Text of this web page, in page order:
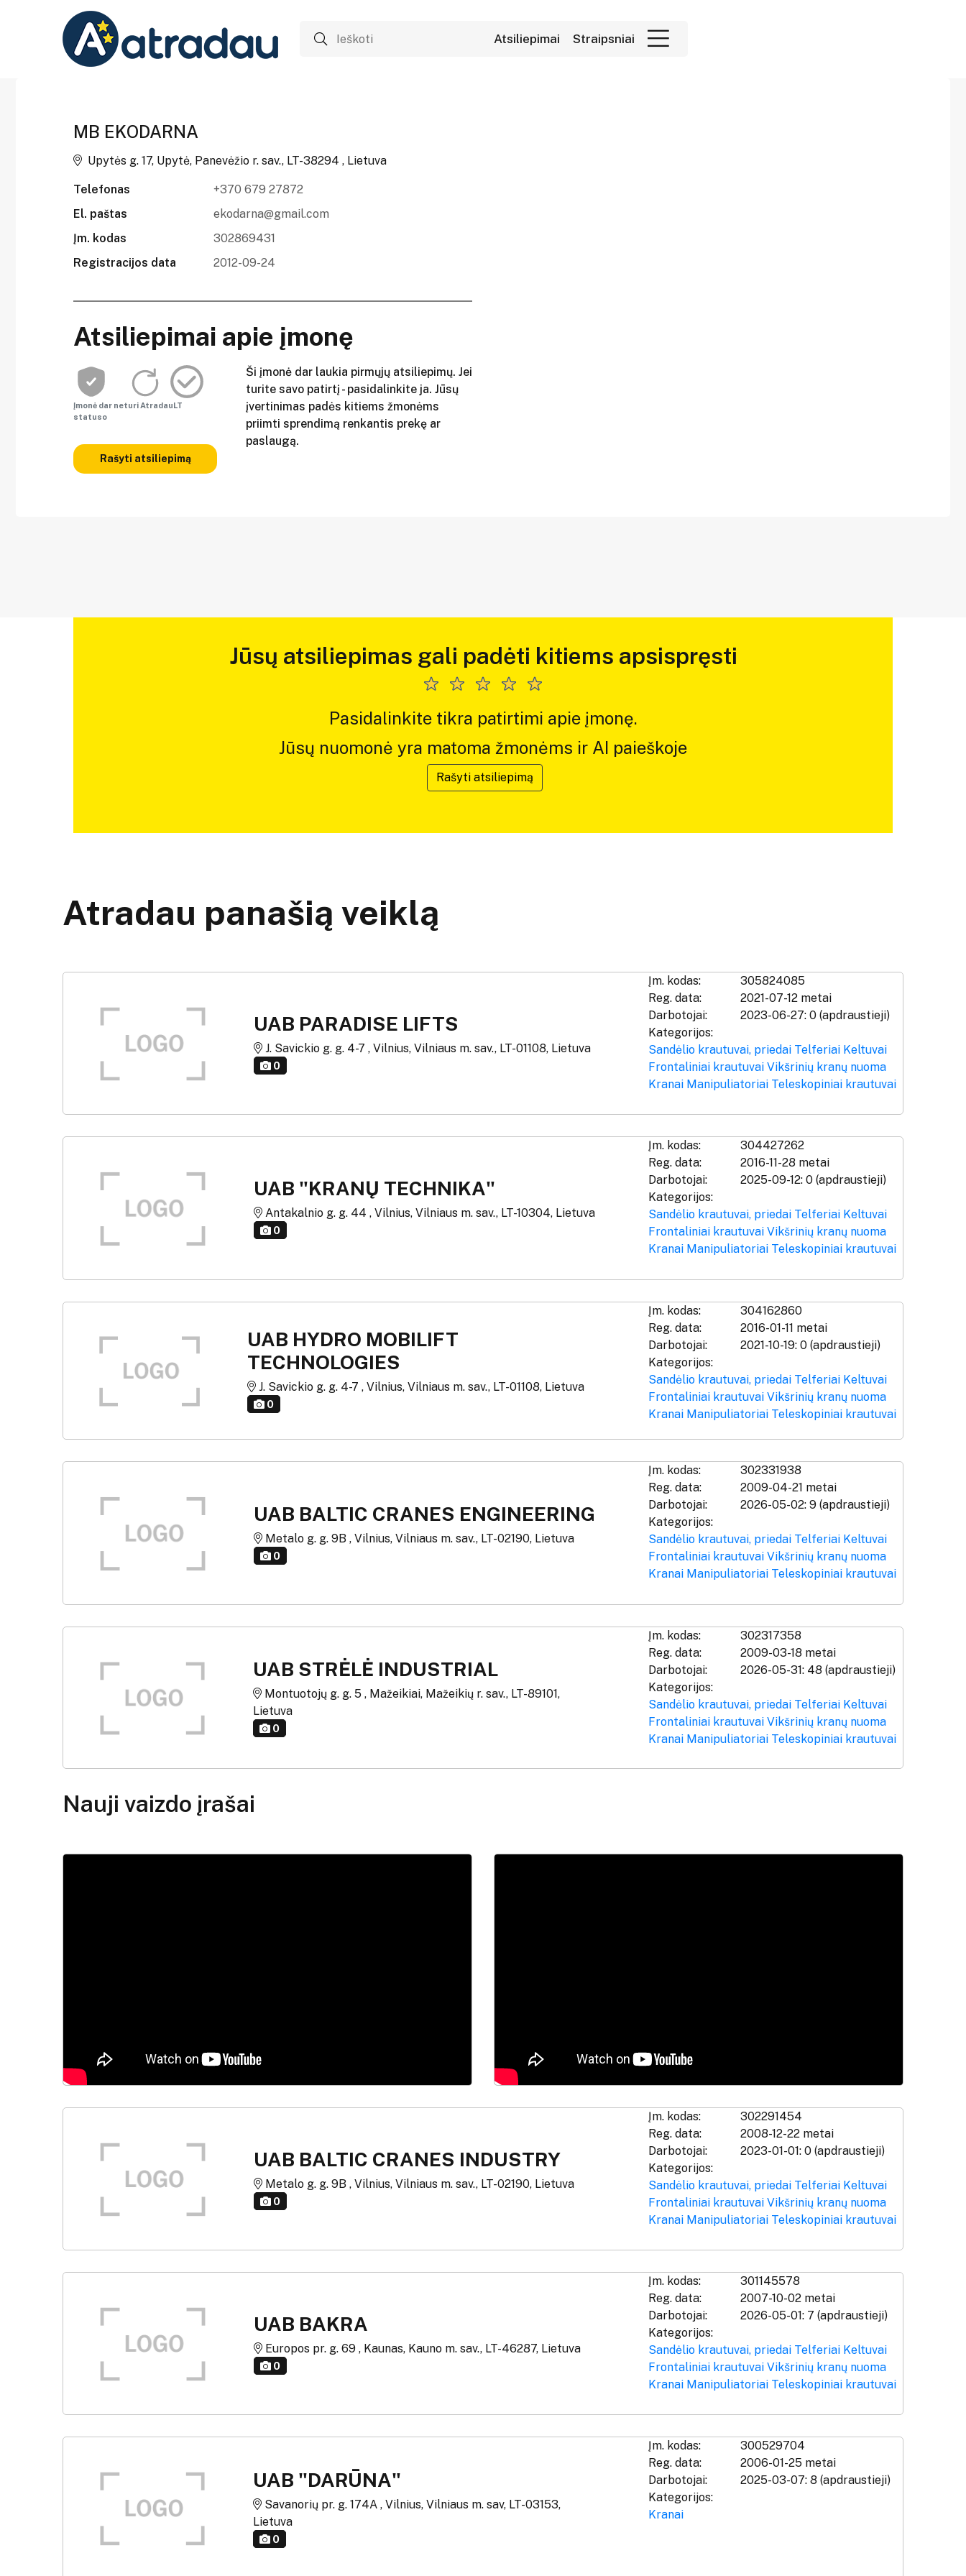
Atsiliepimai Straipsniai
MB EKODARNA
Upytės g. 17, Upytė, Panevėžio r. sav., LT-38294 , Lietuva
Telefonas
+370 679 27872
El. paštas
ekodarna@gmail.com
Įm. kodas
302869431
Registracijos data
2012-09-24
Atsiliepimai apie įmonę
Įmonė dar neturi AtradauLT
statuso
Rašyti atsiliepimą
Ši įmonė dar laukia pirmųjų atsiliepimų. Jei
turite savo patirtį - pasidalinkite ja. Jūsų
įvertinimas padės kitiems žmonėms
priimti sprendimą renkantis prekę ar
paslaugą.
Jūsų atsiliepimas gali padėti kitiems apsispręsti
Pasidalinkite tikra patirtimi apie įmonę.
Jūsų nuomonė yra matoma žmonėms ir AI paieškoje
Rašyti atsiliepimą
Atradau panašią veiklą
UAB PARADISE LIFTS
J. Savickio g. g. 4-7 , Vilnius, Vilniaus m. sav., LT-01108, Lietuva
0
Įm. kodas:
305824085
Reg. data:
2021-07-12 metai
Darbotojai:
2023-06-27: 0 (apdraustieji)
Kategorijos:
Sandėlio krautuvai, priedai Telferiai Keltuvai
Frontaliniai krautuvai Vikšrinių kranų nuoma
Kranai Manipuliatoriai Teleskopiniai krautuvai
UAB "KRANŲ TECHNIKA"
Antakalnio g. g. 44 , Vilnius, Vilniaus m. sav., LT-10304, Lietuva
0
Įm. kodas:
304427262
Reg. data:
2016-11-28 metai
Darbotojai:
2025-09-12: 0 (apdraustieji)
Kategorijos:
Sandėlio krautuvai, priedai Telferiai Keltuvai
Frontaliniai krautuvai Vikšrinių kranų nuoma
Kranai Manipuliatoriai Teleskopiniai krautuvai
UAB HYDRO MOBILIFT
TECHNOLOGIES
J. Savickio g. g. 4-7 , Vilnius, Vilniaus m. sav., LT-01108, Lietuva
0
Įm. kodas:
304162860
Reg. data:
2016-01-11 metai
Darbotojai:
2021-10-19: 0 (apdraustieji)
Kategorijos:
Sandėlio krautuvai, priedai Telferiai Keltuvai
Frontaliniai krautuvai Vikšrinių kranų nuoma
Kranai Manipuliatoriai Teleskopiniai krautuvai
UAB BALTIC CRANES ENGINEERING
Metalo g. g. 9B , Vilnius, Vilniaus m. sav., LT-02190, Lietuva
0
Įm. kodas:
302331938
Reg. data:
2009-04-21 metai
Darbotojai:
2026-05-02: 9 (apdraustieji)
Kategorijos:
Sandėlio krautuvai, priedai Telferiai Keltuvai
Frontaliniai krautuvai Vikšrinių kranų nuoma
Kranai Manipuliatoriai Teleskopiniai krautuvai
UAB STRĖLĖ INDUSTRIAL
Montuotojų g. g. 5 , Mažeikiai, Mažeikių r. sav., LT-89101,
Lietuva
0
Įm. kodas:
302317358
Reg. data:
2009-03-18 metai
Darbotojai:
2026-05-31: 48 (apdraustieji)
Kategorijos:
Sandėlio krautuvai, priedai Telferiai Keltuvai
Frontaliniai krautuvai Vikšrinių kranų nuoma
Kranai Manipuliatoriai Teleskopiniai krautuvai
Nauji vaizdo įrašai
UAB BALTIC CRANES INDUSTRY
Metalo g. g. 9B , Vilnius, Vilniaus m. sav., LT-02190, Lietuva
0
Įm. kodas:
302291454
Reg. data:
2008-12-22 metai
Darbotojai:
2023-01-01: 0 (apdraustieji)
Kategorijos:
Sandėlio krautuvai, priedai Telferiai Keltuvai
Frontaliniai krautuvai Vikšrinių kranų nuoma
Kranai Manipuliatoriai Teleskopiniai krautuvai
UAB BAKRA
Europos pr. g. 69 , Kaunas, Kauno m. sav., LT-46287, Lietuva
0
Įm. kodas:
301145578
Reg. data:
2007-10-02 metai
Darbotojai:
2026-05-01: 7 (apdraustieji)
Kategorijos:
Sandėlio krautuvai, priedai Telferiai Keltuvai
Frontaliniai krautuvai Vikšrinių kranų nuoma
Kranai Manipuliatoriai Teleskopiniai krautuvai
UAB "DARŪNA"
Savanorių pr. g. 174A , Vilnius, Vilniaus m. sav, LT-03153,
Lietuva
0
Įm. kodas:
300529704
Reg. data:
2006-01-25 metai
Darbotojai:
2025-03-07: 8 (apdraustieji)
Kategorijos:
Kranai